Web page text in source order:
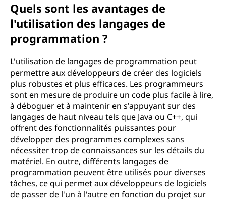
Quels sont les avantages de
l'utilisation des langages de
programmation ?
L'utilisation de langages de programmation peut
permettre aux développeurs de créer des logiciels
plus robustes et plus efficaces. Les programmeurs
sont en mesure de produire un code plus facile à lire,
à déboguer et à maintenir en s'appuyant sur des
langages de haut niveau tels que Java ou C++, qui
offrent des fonctionnalités puissantes pour
développer des programmes complexes sans
nécessiter trop de connaissances sur les détails du
matériel. En outre, différents langages de
programmation peuvent être utilisés pour diverses
tâches, ce qui permet aux développeurs de logiciels
de passer de l'un à l'autre en fonction du projet sur